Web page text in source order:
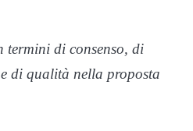
termini di consenso, di
di qualità nella proposta